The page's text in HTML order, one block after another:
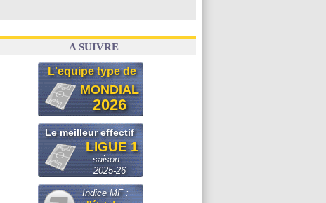
A SUIVRE
L'equipe type de
MONDIAL
2026
Le meilleur effectif
LIGUE 1
saison
2025-26
Indice MF :